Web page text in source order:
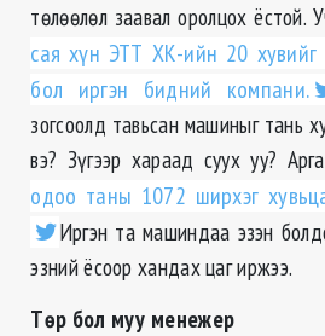
төлөөлөл заавал оролцох ёстой.
сая хүн ЭТТ ХК-ийн 20
бол иргэн бидний компани.
зогсоолд тавьсан машиныг тань
вэ? Зүгээр хараад суух уу?
одоо таны 1072 ширхэг
Иргэн та машиндаа эзэн
эзний ёсоор хандах цаг иржээ.
Төр бол муу менежер